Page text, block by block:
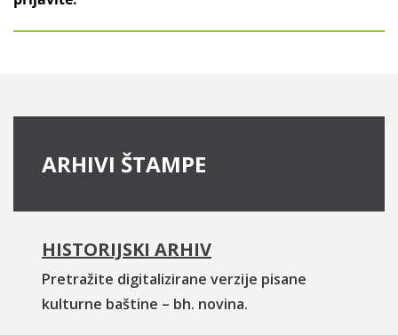
ARHIVI ŠTAMPE
HISTORIJSKI ARHIV
Pretražite digitalizirane verzije pisane
kulturne baštine – bh. novina.